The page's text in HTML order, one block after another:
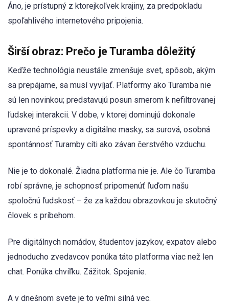
Áno, je prístupný z ktorejkoľvek krajiny, za predpokladu
spoľahlivého internetového pripojenia.
Širší obraz: Prečo je Turamba dôležitý
Keďže technológia neustále zmenšuje svet, spôsob, akým
sa prepájame, sa musí vyvíjať. Platformy ako Turamba nie
sú len novinkou; predstavujú posun smerom k nefiltrovanej
ľudskej interakcii. V dobe, v ktorej dominujú dokonale
upravené príspevky a digitálne masky, sa surová, osobná
spontánnosť Turamby cíti ako závan čerstvého vzduchu.
Nie je to dokonalé. Žiadna platforma nie je. Ale čo Turamba
robí správne, je schopnosť pripomenúť ľuďom našu
spoločnú ľudskosť – že za každou obrazovkou je skutočný
človek s príbehom.
Pre digitálnych nomádov, študentov jazykov, expatov alebo
jednoducho zvedavcov ponúka táto platforma viac než len
chat. Ponúka chvíľku. Zážitok. Spojenie.
A v dnešnom svete je to veľmi silná vec.